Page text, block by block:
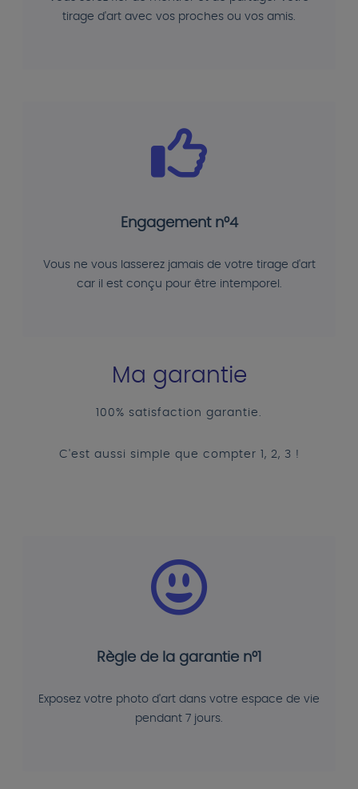
tirage d'art avec vos proches ou vos amis.
Engagement n°4
Vous ne vous lasserez jamais de votre tirage d'art
car il est conçu pour être intemporel.
Ma garantie
100% satisfaction garantie.
C'est aussi simple que compter 1, 2, 3 !
Règle de la garantie n°1
Exposez votre photo d'art dans votre espace de vie
pendant 7 jours.